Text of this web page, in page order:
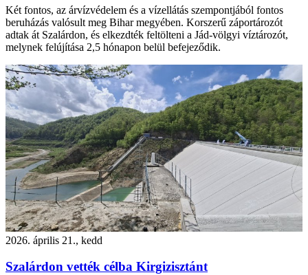
Két fontos, az árvízvédelem és a vízellátás szempontjából fontos
beruházás valósult meg Bihar megyében. Korszerű záportározót
adtak át Szalárdon, és elkezdték feltölteni a Jád-völgyi víztározót,
melynek felújítása 2,5 hónapon belül befejeződik.
2026. április 21., kedd
Szalárdon vették célba Kirgizisztánt